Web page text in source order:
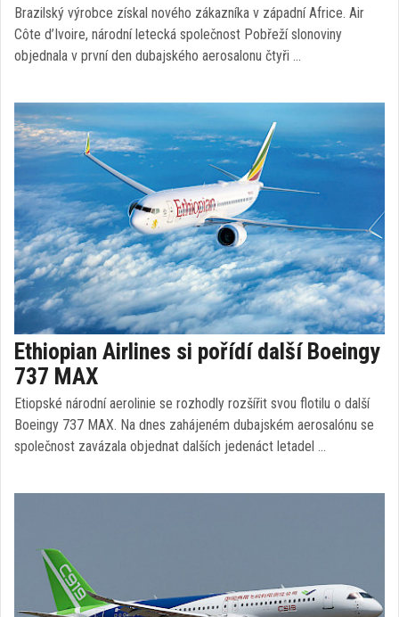
Brazilský výrobce získal nového zákazníka v západní Africe. Air
Côte d’Ivoire, národní letecká společnost Pobřeží slonoviny
objednala v první den dubajského aerosalonu čtyři …
Ethiopian Airlines si pořídí další Boeingy
737 MAX
Etiopské národní aerolinie se rozhodly rozšířit svou flotilu o další
Boeingy 737 MAX. Na dnes zahájeném dubajském aerosalónu se
společnost zavázala objednat dalších jedenáct letadel …